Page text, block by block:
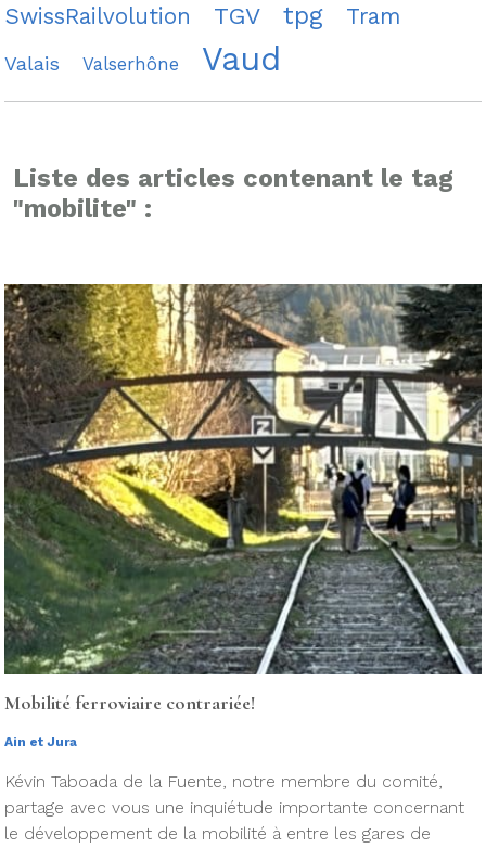
SwissRailvolution TGV tpg Tram
Valais Valserhône Vaud
Liste des articles contenant le tag
"mobilite" :
Mobilité ferroviaire contrariée!
Ain et Jura
Kévin Taboada de la Fuente, notre membre du comité,
partage avec vous une inquiétude importante concernant
le développement de la mobilité à entre les gares de